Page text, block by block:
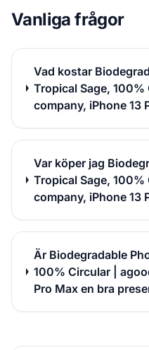
Vanliga frågor
Vad kostar
Tropical Sage,
company, iPhone 13
Var köper jag
Tropical Sage,
company, iPhone 13
Är Biodegradable
100% Circular |
Pro Max en bra